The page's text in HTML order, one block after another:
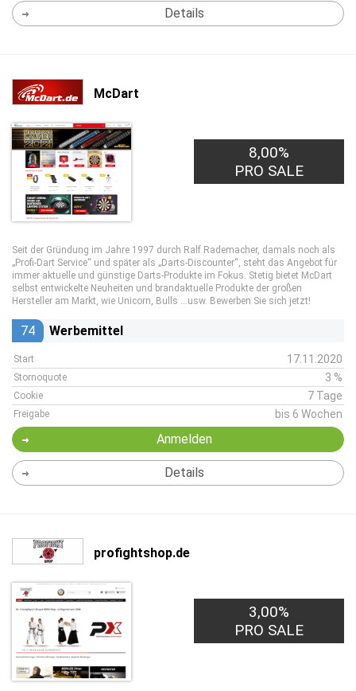
Details
McDart
8,00%
PRO SALE
Seit der Gründung im Jahre 1997 durch Ralf Rademacher, damals noch als
„Profi-Dart Service“ und später als „Darts-Discounter“, steht das Angebot für
immer aktuelle und günstige Darts-Produkte im Fokus. Stetig bietet McDart
selbst entwickelte Neuheiten und brandaktuelle Produkte der großen
Hersteller am Markt, wie Unicorn, Bulls ...usw. Bewerben Sie sich jetzt!
74 Werbemittel
Start 17.11.2020
Stornoquote 3 %
Cookie 7 Tage
Freigabe bis 6 Wochen
Anmelden
Details
profightshop.de
3,00%
PRO SALE